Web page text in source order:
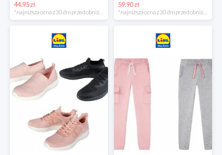
44.95 zł
*najniższa cena z 30 dni przed obniżką
59.90 zł
*najniższa cena z 30 dni przed obniżką